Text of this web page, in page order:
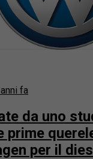
fa
da uno
prime
per il